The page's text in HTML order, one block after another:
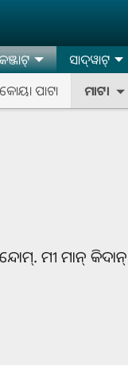
କୋୟା ପାଟା
ମାଟା
ସାଦ୍‌ୱାଟ୍
ମୀ ମାନ୍